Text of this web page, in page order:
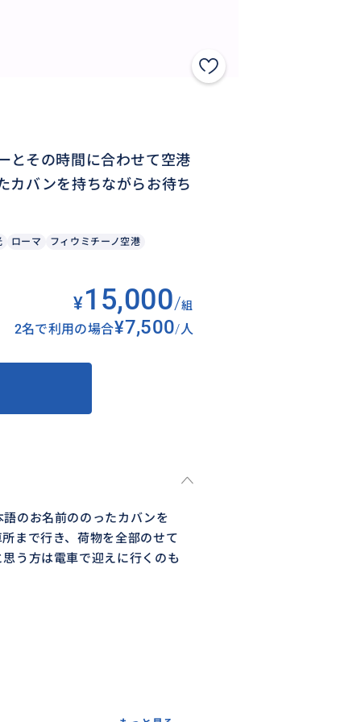
とその時間に合わせて空港
カバンを持ちながらお待ち
ローマ
フィウミチーノ空港
¥15,000/組
2名で利用の場合 ¥7,500/人
のお名前ののったカバンを
まで行き、荷物を全部のせて
う方は電車で迎えに行くのも